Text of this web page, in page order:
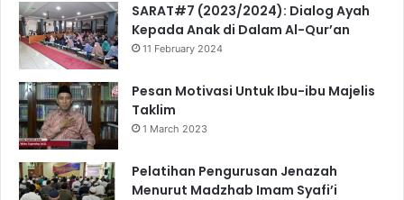
SARAT#7 (2023/2024): Dialog Ayah
Kepada Anak di Dalam Al-Qur’an
11 February 2024
Pesan Motivasi Untuk Ibu-ibu Majelis
Taklim
1 March 2023
Pelatihan Pengurusan Jenazah
Menurut Madzhab Imam Syafi’i